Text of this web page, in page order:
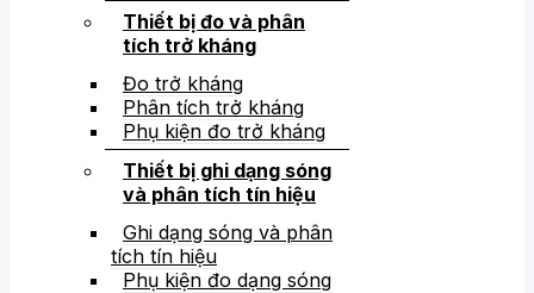
Thiết bị đo và phân
tích trở kháng
Đo trở kháng
Phân tích trở kháng
Phụ kiện đo trở kháng
Thiết bị ghi dạng sóng
và phân tích tín hiệu
Ghi dạng sóng và phân
tích tín hiệu
Phụ kiện đo dạng sóng